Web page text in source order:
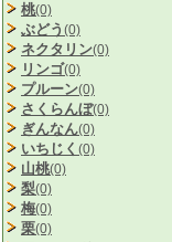
桃(0)
ぶどう (0)
ネクタリン(0)
リンゴ(0)
プルーン(0)
さくらんぼ(0)
ぎんなん(0)
いちじく (0)
山桃(0)
梨(0)
梅(0)
栗(0)